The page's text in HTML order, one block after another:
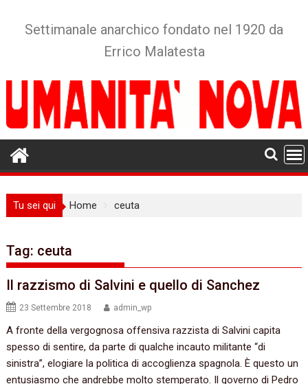
Settimanale anarchico fondato nel 1920 da
Errico Malatesta
Tu sei qui Home ceuta
Tag: ceuta
Il razzismo di Salvini e quello di Sanchez
23 Settembre 2018 admin_wp
A fronte della vergognosa offensiva razzista di Salvini capita
spesso di sentire, da parte di qualche incauto militante “di
sinistra”, elogiare la politica di accoglienza spagnola. È questo un
entusiasmo che andrebbe molto stemperato. Il governo di Pedro